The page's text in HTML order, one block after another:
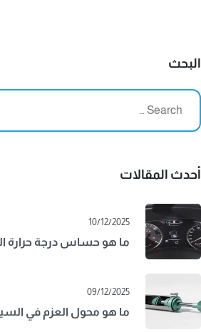
البحث
أحدث المقالات
10/12/2025
ما هو حساس درجة حرارة
09/12/2025
ما هو محول العزم في